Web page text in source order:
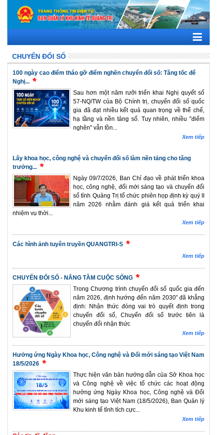
CHUYỂN ĐỔI SỐ
100 ngày cao điểm tháo gỡ điểm nghẽn chuyển đổi số: Tăng tốc để
Nghị...
Sau hơn một năm rưỡi triển khai Nghị quyết số
57-NQ/TW của Bộ Chính trị, chuyển đổi số quốc
gia đã đạt nhiều kết quả quan trọng về thể chế,
hạ tầng và nền tảng số. Tuy nhiên, nhiều "điểm
nghẽn" vẫn tồn...
Xem tiếp
Lấy khoa học, công nghệ và chuyển đổi số làm nền tảng cho tăng
trưởng...
Ngày 09/7/2026, Ban Chỉ đạo về phát triển khoa
học, công nghệ, đổi mới sáng tạo và chuyển đổi
số tỉnh Quảng Trị tổ chức phiên họp định kỳ quý II
năm 2026 nhằm đánh giá kết quả triển khai
nhiệm vụ thời...
Xem tiếp
Các hình ảnh tuyên truyền QUANGTRI-S
Xem tiếp
CHUYỂN ĐỔI SỐ - NÂNG TẦM CUỘC SỐNG
Trong Chương trình chuyển đổi số quốc gia đến
năm 2026, định hướng đến năm 2030” đã khẳng
định: Nhận thức đóng vai trò quyết định trong
chuyển đổi số, Chuyển đổi số trước tiên là
chuyển đổi nhận thức
Xem tiếp
Hưởng ứng Ngày Khoa học, Công nghệ và Đổi mới sáng tạo Việt Nam
18/5/2026
Thực hiện văn bản hướng dẫn của Sở Khoa học
và Công nghệ về việc tổ chức các hoạt động
hưởng ứng Ngày Khoa học, Công nghệ và Đổi
mới sáng tạo Việt Nam (18/5/2026), Ban Quản lý
Khu kinh tế tỉnh tích cực...
Xem tiếp